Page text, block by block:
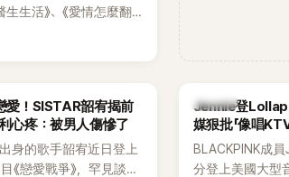
生生活》、《愛情怎麼翻
自卑的我們》等多部熱門
議，不是因為仙氣十足
細身材下的超狂背肌
感十足，讓不少網友看
材這麼猛！」
愛！SISTAR韶宥揭前
心疼：被男人傷慘了
身的歌手韶宥近日登上
《戀愛戰爭》，罕見談及
K-POP
Jennie登
媒狠批「像唱
力當藉口
BLACKPINK成
分登上美國大型